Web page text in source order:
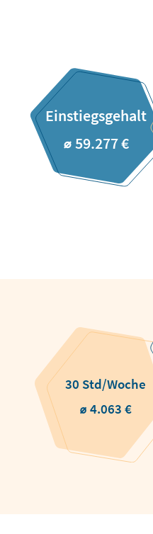
Einstiegsgehalt
⌀ 59.277 €
30 Std/Woche
⌀ 4.063 €